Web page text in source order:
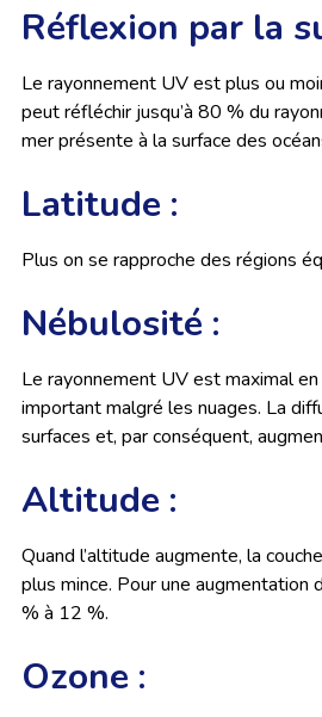
Réflexion par la
Le rayonnement UV est plus ou
peut réfléchir jusqu’à 80 % du
mer présente à la surface des
Latitude :
Plus on se rapproche des régions
Nébulosité :
Le rayonnement UV est maximal
important malgré les nuages. La
surfaces et, par conséquent,
Altitude :
Quand l’altitude augmente, la
plus mince. Pour une
% à 12 %.
Ozone :